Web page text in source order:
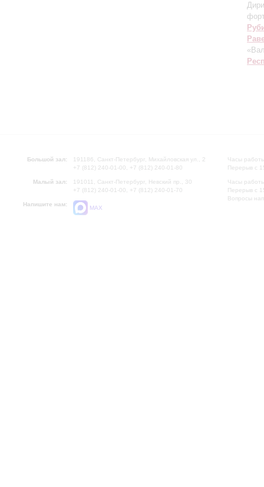
Большой зал:
191186, Санкт-Петербург, Михайловская ул., 2
+7 (812) 240-01-00, +7 (812) 240-01-80
Малый зал:
191011, Санкт-Петербург, Невский пр., 30
+7 (812) 240-01-00, +7 (812) 240-01-70
Напишите нам:
MAX
Часы
Перерыв с
Часы
Перерыв с
Вопросы